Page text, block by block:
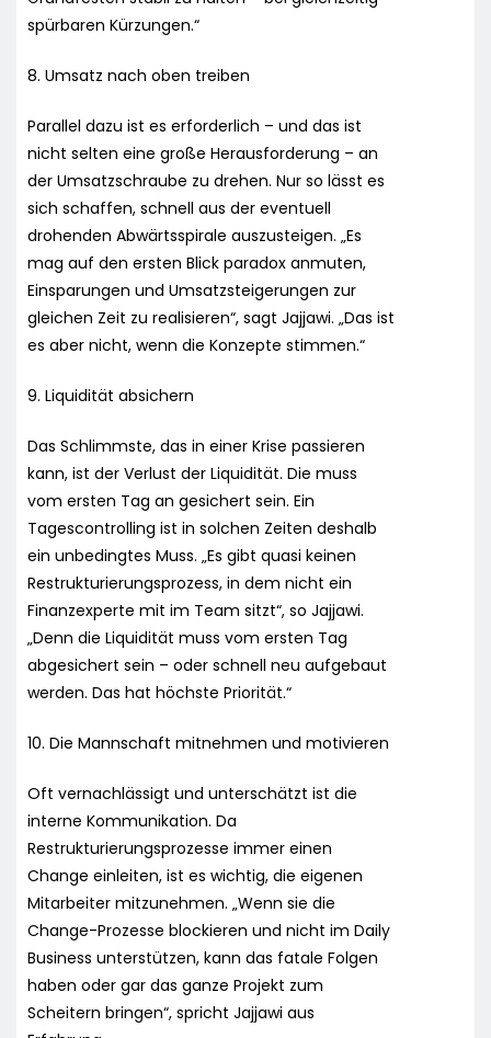
spürbaren Kürzungen.“
8. Umsatz nach oben treiben
Parallel dazu ist es erforderlich – und das ist
nicht selten eine große Herausforderung – an
der Umsatzschraube zu drehen. Nur so lässt es
sich schaffen, schnell aus der eventuell
drohenden Abwärtsspirale auszusteigen. „Es
mag auf den ersten Blick paradox anmuten,
Einsparungen und Umsatzsteigerungen zur
gleichen Zeit zu realisieren“, sagt Jajjawi. „Das ist
es aber nicht, wenn die Konzepte stimmen.“
9. Liquidität absichern
Das Schlimmste, das in einer Krise passieren
kann, ist der Verlust der Liquidität. Die muss
vom ersten Tag an gesichert sein. Ein
Tagescontrolling ist in solchen Zeiten deshalb
ein unbedingtes Muss. „Es gibt quasi keinen
Restrukturierungsprozess, in dem nicht ein
Finanzexperte mit im Team sitzt“, so Jajjawi.
„Denn die Liquidität muss vom ersten Tag
abgesichert sein – oder schnell neu aufgebaut
werden. Das hat höchste Priorität.“
10. Die Mannschaft mitnehmen und motivieren
Oft vernachlässigt und unterschätzt ist die
interne Kommunikation. Da
Restrukturierungsprozesse immer einen
Change einleiten, ist es wichtig, die eigenen
Mitarbeiter mitzunehmen. „Wenn sie die
Change-Prozesse blockieren und nicht im Daily
Business unterstützen, kann das fatale Folgen
haben oder gar das ganze Projekt zum
Scheitern bringen“, spricht Jajjawi aus